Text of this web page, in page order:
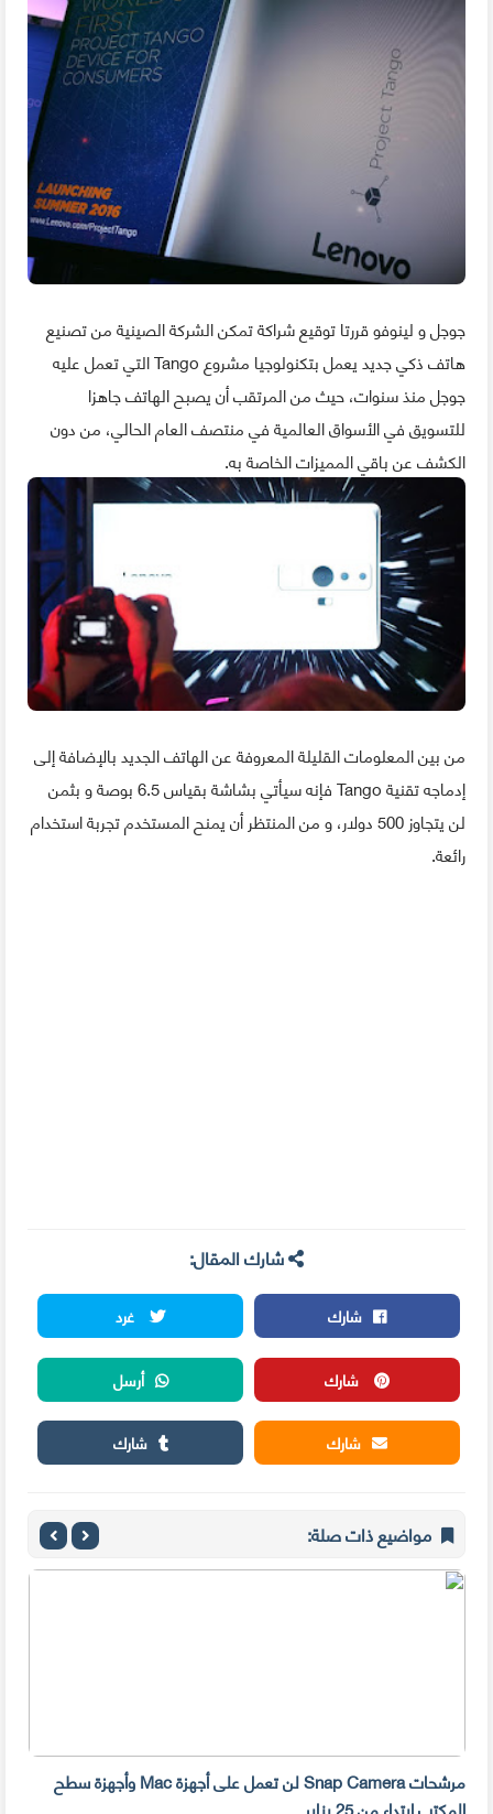
جوجل و لينوفو قررتا توقيع شراكة تمكن الشركة الصينية من تصنيع
هاتف ذكي جديد يعمل بتكنولوجيا مشروع Tango التي تعمل عليه
جوجل منذ سنوات، حيث من المرتقب أن يصبح الهاتف جاهزا
للتسويق في الأسواق العالمية في منتصف العام الحالي، من دون
الكشف عن باقي المميزات الخاصة به.
من بين المعلومات القليلة المعروفة عن الهاتف الجديد بالإضافة إلى
إدماجه تقنية Tango فإنه سيأتي بشاشة بقياس 6.5 بوصة و بثمن
لن يتجاوز 500 دولار، و من المنتظر أن يمنح المستخدم تجربة استخدام
رائعة.
شارك المقال:
شارك
غرد
شارك
أرسل
شارك
شارك
مواضيع ذات صلة:
مرشحات Snap Camera لن تعمل على أجهزة Mac وأجهزة سطح